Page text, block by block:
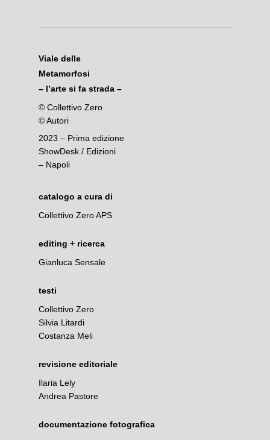
Viale delle
Metamorfosi
– l’arte si fa strada –
© Collettivo Zero
© Autori
2023 – Prima edizione
ShowDesk / Edizioni
– Napoli
catalogo a cura di
Collettivo Zero APS
editing + ricerca
Gianluca Sensale
testi
Collettivo Zero
Silvia Litardi
Costanza Meli
revisione editoriale
Ilaria Lely
Andrea Pastore
documentazione fotografica